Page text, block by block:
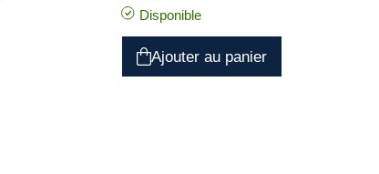
Disponible
Ajouter au panier